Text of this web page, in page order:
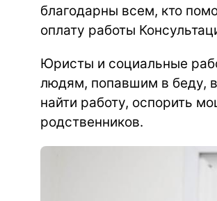
благодарны всем, кто
оплату работы
Юристы и социальные
людям, попавшим в беду,
найти работу, оспорить
родственников.